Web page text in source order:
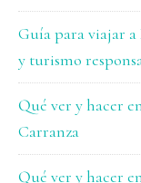
Guía para viajar a
y turismo
Qué ver y hacer
Carranza
Qué ver y hacer